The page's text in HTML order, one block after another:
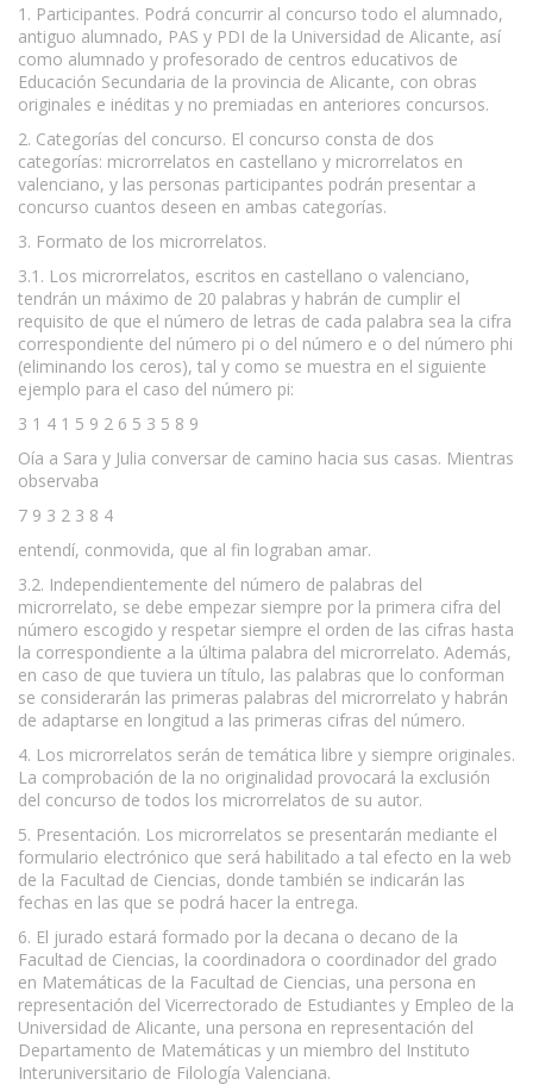
1. Participantes. Podrá concurrir al concurso todo el alumnado,
antiguo alumnado, PAS y PDI de la Universidad de Alicante, así
como alumnado y profesorado de centros educativos de
Educación Secundaria de la provincia de Alicante, con obras
originales e inéditas y no premiadas en anteriores concursos.
2. Categorías del concurso. El concurso consta de dos
categorías: microrrelatos en castellano y microrrelatos en
valenciano, y las personas participantes podrán presentar a
concurso cuantos deseen en ambas categorías.
3. Formato de los microrrelatos.
3.1. Los microrrelatos, escritos en castellano o valenciano,
tendrán un máximo de 20 palabras y habrán de cumplir el
requisito de que el número de letras de cada palabra sea la cifra
correspondiente del número pi o del número e o del número phi
(eliminando los ceros), tal y como se muestra en el siguiente
ejemplo para el caso del número pi:
3 1 4 1 5 9 2 6 5 3 5 8 9
Oía a Sara y Julia conversar de camino hacia sus casas. Mientras
observaba
7 9 3 2 3 8 4
entendí, conmovida, que al fin lograban amar.
3.2. Independientemente del número de palabras del
microrrelato, se debe empezar siempre por la primera cifra del
número escogido y respetar siempre el orden de las cifras hasta
la correspondiente a la última palabra del microrrelato. Además,
en caso de que tuviera un título, las palabras que lo conforman
se considerarán las primeras palabras del microrrelato y habrán
de adaptarse en longitud a las primeras cifras del número.
4. Los microrrelatos serán de temática libre y siempre originales.
La comprobación de la no originalidad provocará la exclusión
del concurso de todos los microrrelatos de su autor.
5. Presentación. Los microrrelatos se presentarán mediante el
formulario electrónico que será habilitado a tal efecto en la web
de la Facultad de Ciencias, donde también se indicarán las
fechas en las que se podrá hacer la entrega.
6. El jurado estará formado por la decana o decano de la
Facultad de Ciencias, la coordinadora o coordinador del grado
en Matemáticas de la Facultad de Ciencias, una persona en
representación del Vicerrectorado de Estudiantes y Empleo de la
Universidad de Alicante, una persona en representación del
Departamento de Matemáticas y un miembro del Instituto
Interuniversitario de Filología Valenciana.